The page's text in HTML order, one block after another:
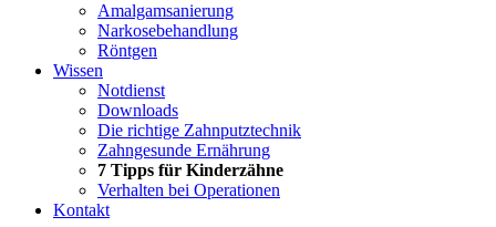
Amalgamsanierung
Narkosebehandlung
Röntgen
Wissen
Notdienst
Downloads
Die richtige Zahnputztechnik
Zahngesunde Ernährung
7 Tipps für Kinderzähne
Verhalten bei Operationen
Kontakt